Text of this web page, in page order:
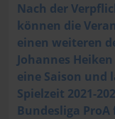
Nach der
können die
einen weiteren
Johannes
eine Saison und
Spielzeit 2021-
Bundesliga